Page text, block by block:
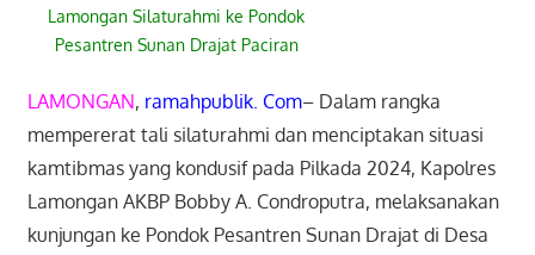
Lamongan Silaturahmi ke Pondok
Pesantren Sunan Drajat Paciran
LAMONGAN, ramahpublik. Com– Dalam rangka
mempererat tali silaturahmi dan menciptakan situasi
kamtibmas yang kondusif pada Pilkada 2024, Kapolres
Lamongan AKBP Bobby A. Condroputra, melaksanakan
kunjungan ke Pondok Pesantren Sunan Drajat di Desa